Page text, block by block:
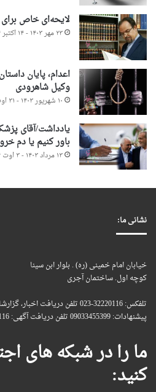
لایحه‌ای خاص
۲۳ مهر ۱۴۰۳ - ۱۴ اکتبر ۲۰۲۴
اعدام، پایان
وکیل شاهرودی
۱۰ شهریور ۱۴۰۳ - ۳۱ اوت ۲۰۲۴
یادداشت/آقای
باور کنیم یا دم
۱۳ مرداد ۱۴۰۳ - ۳ اوت ۲۰۲۴
نشانی ما:
خیابان امام خمینی (ره) . بلوار ابن سینا
کوچه اول. ساختمان آجری
تلفکس: 32220116-023 تلفن دریافت اخبار، گزارشات، انتقادات و
پیشنهادات: 09033455399 تلفن دریافت آگهی: 09353868116
ما را در شبکه های
کنید: